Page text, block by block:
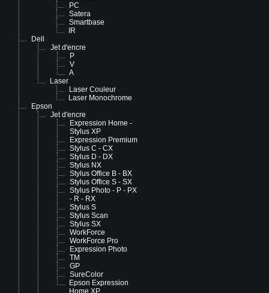
PC
Satera
Smartbase
IR
Dell
Jet d'encre
P
V
A
Laser
Laser Couleur
Laser Monochrome
Epson
Jet d'encre
Expression Home -
Stylus XP
Expression Premium
Stylus C - CX
Stylus D - DX
Stylus NX
Stylus Office B - BX
Stylus Office S - SX
Stylus Photo - P - PX
- R - RX
Stylus S
Stylus Scan
Stylus SX
WorkForce
WorkForce Pro
Expression Photo
TM
GP
SureColor
Epson Expression
Home XP